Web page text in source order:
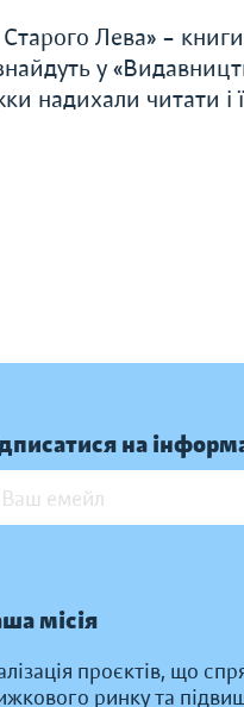
Лева» –
у
надихали читати і
на
місія
проєктів, що
ринку та